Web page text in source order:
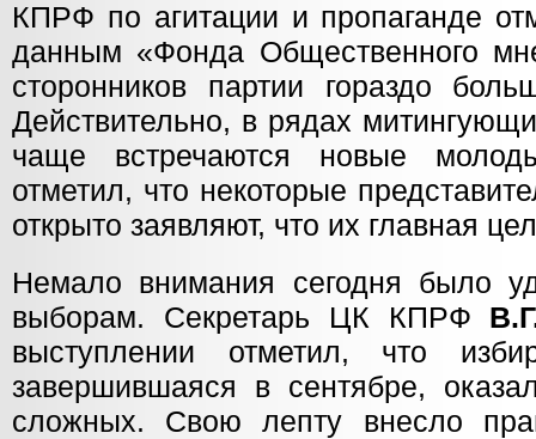
КПРФ по агитации и пропаганде
данным «Фонда Общественного
сторонников партии гораздо
Действительно, в рядах
чаще встречаются новые
отметил, что некоторые
открыто заявляют, что их главная
Немало внимания сегодня было
выборам. Секретарь ЦК КПРФ
выступлении отметил, что
завершившаяся в сентябре,
сложных. Свою лепту внесло